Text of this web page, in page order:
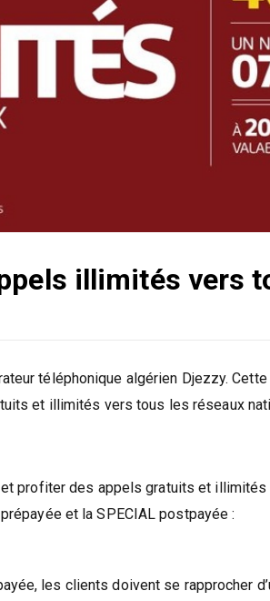
illimités vers
téléphonique algérien Djezzy.
et illimités vers tous les réseaux
profiter des appels gratuits et
et la SPECIAL postpayée :
les clients doivent se rapprocher